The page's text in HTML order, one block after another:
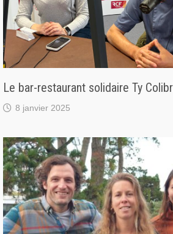
Le bar-restaurant solidaire Ty
8 janvier 2025